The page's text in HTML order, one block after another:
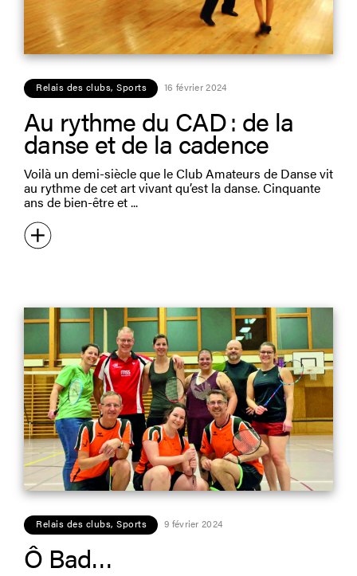
Relais des clubs, Sports 16 février 2024
Au rythme du CAD : de la
danse et de la cadence
Voilà un demi-siècle que le Club Amateurs de Danse vit
au rythme de cet art vivant qu’est la danse. Cinquante
ans de bien-être et
Relais des clubs, Sports 9 février 2024
Ô Bad…